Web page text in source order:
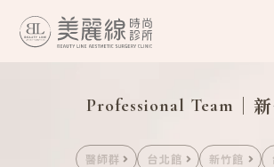
Professional Team ｜
醫師群 台北館 新竹館